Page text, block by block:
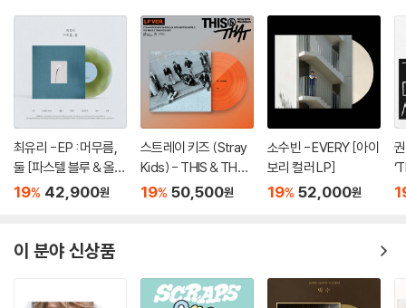
최유리 - EP : 머무름,
둘 [파스텔 블루 & 올리
브 그린 컬러 10인치 Vi
19% 42,900원
스트레이 키즈 (Stray
Kids) - THIS & THAT
[LP VER.]
19% 50,500원
소수빈 - EVERY [아이
보리 컬러 LP]
19% 52,000원
이 분야 신상품